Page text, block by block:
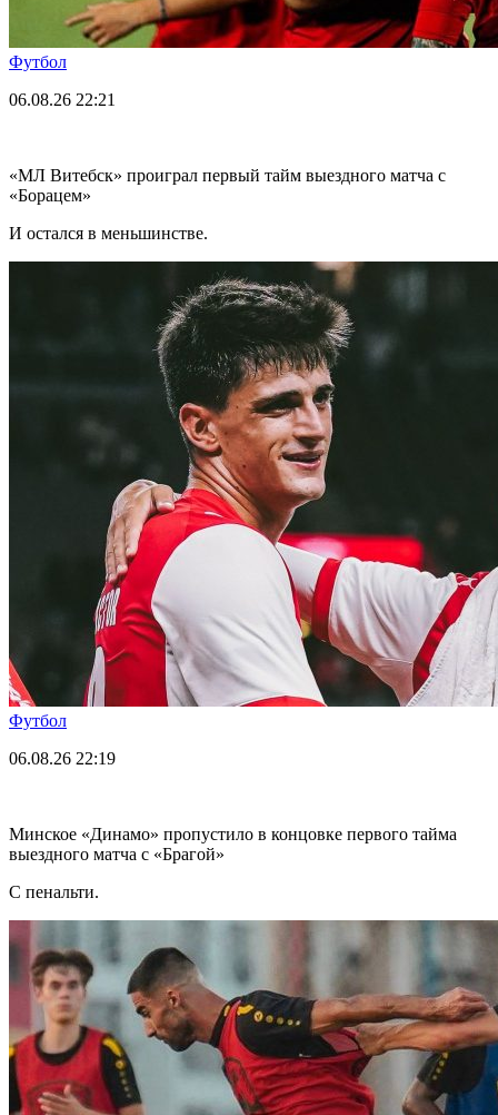
Футбол
06.08.26 22:21
«МЛ Витебск» проиграл первый тайм выездного матча с
«Борацем»
И остался в меньшинстве.
Футбол
06.08.26 22:19
Минское «Динамо» пропустило в концовке первого тайма
выездного матча с «Брагой»
С пенальти.